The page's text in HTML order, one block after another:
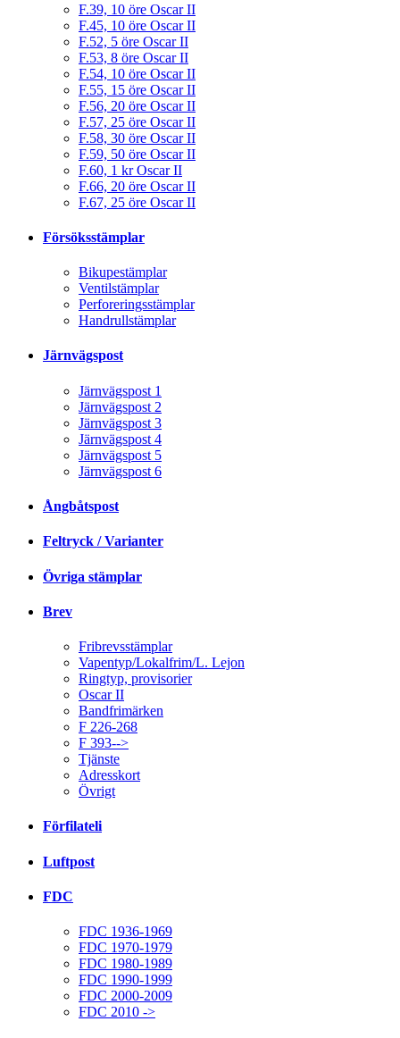
F.39, 10 öre Oscar II
F.45, 10 öre Oscar II
F.52, 5 öre Oscar II
F.53, 8 öre Oscar II
F.54, 10 öre Oscar II
F.55, 15 öre Oscar II
F.56, 20 öre Oscar II
F.57, 25 öre Oscar II
F.58, 30 öre Oscar II
F.59, 50 öre Oscar II
F.60, 1 kr Oscar II
F.66, 20 öre Oscar II
F.67, 25 öre Oscar II
Försöksstämplar
Bikupestämplar
Ventilstämplar
Perforeringsstämplar
Handrullstämplar
Järnvägspost
Järnvägspost 1
Järnvägspost 2
Järnvägspost 3
Järnvägspost 4
Järnvägspost 5
Järnvägspost 6
Ångbåtspost
Feltryck / Varianter
Övriga stämplar
Brev
Fribrevsstämplar
Vapentyp/Lokalfrim/L. Lejon
Ringtyp, provisorier
Oscar II
Bandfrimärken
F 226-268
F 393-->
Tjänste
Adresskort
Övrigt
Förfilateli
Luftpost
FDC
FDC 1936-1969
FDC 1970-1979
FDC 1980-1989
FDC 1990-1999
FDC 2000-2009
FDC 2010 ->